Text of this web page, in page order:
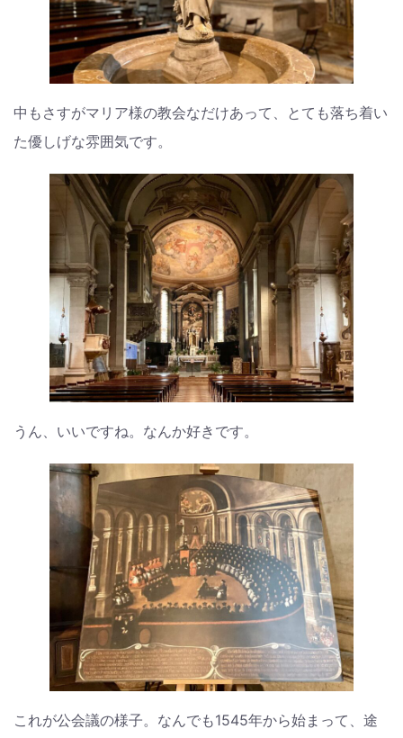
中もさすがマリア様の教会なだけあって、とても落ち着い
た優しげな雰囲気です。
うん、いいですね。なんか好きです。
これが公会議の様子。なんでも1545年から始まって、途